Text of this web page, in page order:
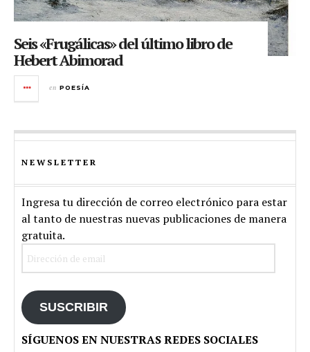
Seis «Frugálicas» del último libro de
Hebert Abimorad
en POESÍA
NEWSLETTER
Ingresa tu dirección de correo electrónico para estar
al tanto de nuestras nuevas publicaciones de manera
gratuita.
SUSCRIBIR
SÍGUENOS EN NUESTRAS REDES SOCIALES